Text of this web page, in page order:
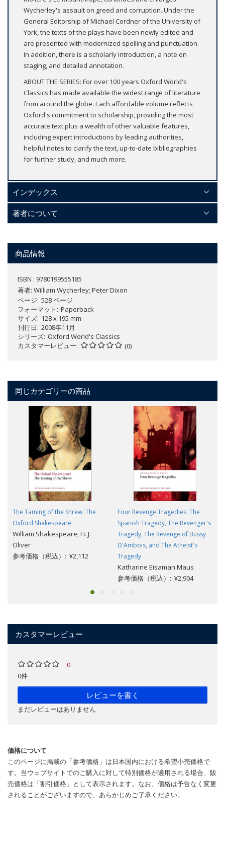
Wycherley's assault on greed and corruption. Under the
General Editorship of Michael Cordner of the University of
York, the texts of the plays have been newly edited and
are presented with modernized spelling and punctuation.
In addition, there is a scholarly introduction, a note on
staging, and detailed annotation.
ABOUT THE SERIES: For over 100 years Oxford World's
Classics has made available the widest range of literature
from around the globe. Each affordable volume reflects
Oxford's commitment to scholarship, providing the most
accurate text plus a wealth of other valuable features,
including expert introductions by leading authorities,
helpful notes to clarify the text, up-to-date bibliographies
for further study, and much more.
インデックス
著者について
商品情報
ISBN : 9780199555185
著者: William Wycherley; Peter Dixon
ページ 528 ページ
フォーマット
Paperback
サイズ 128 x 195 mm
刊行日 2008年11月
シリーズ Oxford World's Classics
カスタマーレビュー
(0)
同じカテゴリーの商品
The Taming of the Shrew: The
Oxford Shakespeare
William Shakespeare; H. J.
Oliver
参考価格（税込）: ¥2,112
Four Revenge Tragedies: The
Spanish Tragedy, The Revenger's
Tragedy, The Revenge of Bussy
D'Ambois, and The Atheist's
Tragedy
Katharine Eisaman Maus
参考価格（税込）: ¥2,904
カスタマーレビュー
0
0件
レビューを書く
まだレビューはありません
価格について
このページに掲載の「参考価格」は日本国内における希望小売価格で
す。当ウェブサイトでのご購入に対して特別価格が適用される場合、販
売価格は「割引価格」として表示されます。なお、価格は予告なく変更
されることがございますので、あらかじめご了承ください。